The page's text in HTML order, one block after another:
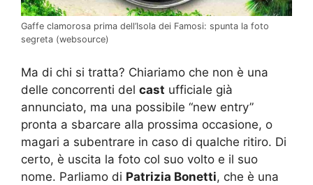
Gaffe clamorosa prima dell’Isola dei Famosi: spunta la foto
segreta (websource)
Ma di chi si tratta? Chiariamo che non è una
delle concorrenti del cast ufficiale già
annunciato, ma una possibile “new entry”
pronta a sbarcare alla prossima occasione, o
magari a subentrare in caso di qualche ritiro. Di
certo, è uscita la foto col suo volto e il suo
nome. Parliamo di Patrizia Bonetti, che è una